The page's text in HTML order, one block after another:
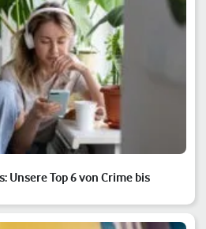
Unsere Top 6 von Crime bis